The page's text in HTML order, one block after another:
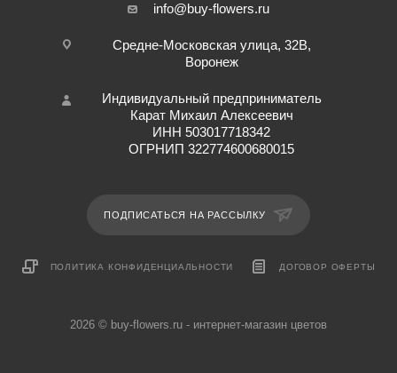
info@buy-flowers.ru
Средне-Московская улица, 32В,
Воронеж
Индивидуальный предприниматель
Карат Михаил Алексеевич
ИНН 503017718342
ОГРНИП 322774600680015
ПОДПИСАТЬСЯ НА РАССЫЛКУ
ПОЛИТИКА КОНФИДЕНЦИАЛЬНОСТИ ДОГОВОР ОФЕРТЫ
2026 © buy-flowers.ru - интернет-магазин цветов